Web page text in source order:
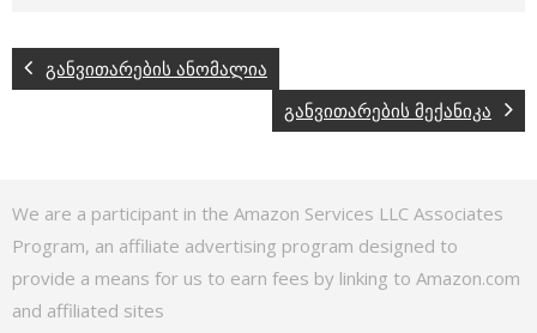
განვითარების ანომალია
განვითარების მექანიკა
We are a participant in the Amazon Services LLC Associates
Program, an affiliate advertising program designed to
provide a means for us to earn fees by linking to Amazon.com
and affiliated sites